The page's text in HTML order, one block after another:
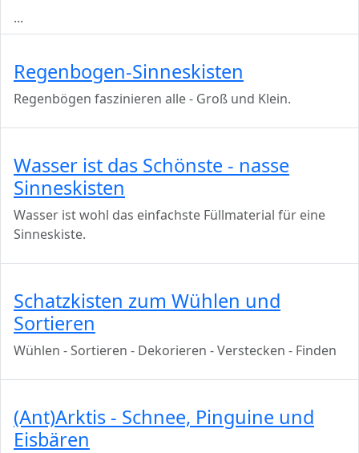
...
Regenbogen-Sinneskisten
Regenbögen faszinieren alle - Groß und Klein.
Wasser ist das Schönste - nasse
Sinneskisten
Wasser ist wohl das einfachste Füllmaterial für eine
Sinneskiste.
Schatzkisten zum Wühlen und
Sortieren
Wühlen - Sortieren - Dekorieren - Verstecken - Finden
(Ant)Arktis - Schnee, Pinguine und
Eisbären